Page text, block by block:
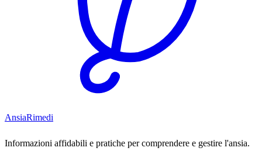
AnsiaRimedi
Informazioni affidabili e pratiche per comprendere e gestire l'ansia.